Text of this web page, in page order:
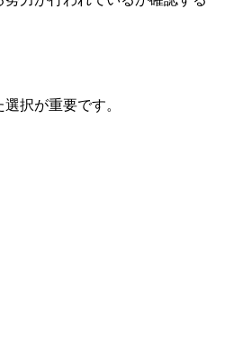
択が重要です。